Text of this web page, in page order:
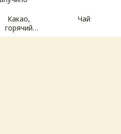
Какао,
горячий
шоколад,
Чай